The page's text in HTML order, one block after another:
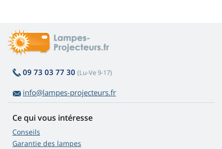
09 73 03 77 30 (Lu-Ve 9-17)
info@lampes-projecteurs.fr
Ce qui vous intéresse
Conseils
Garantie des lampes